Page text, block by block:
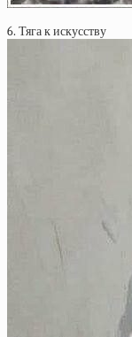
6. Тяга к искусству